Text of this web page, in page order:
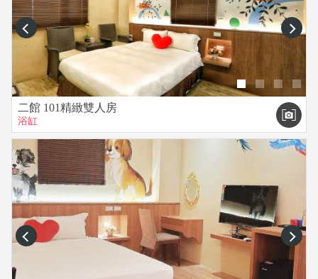
prev next
二館 101精緻雙人房
浴缸
prev next